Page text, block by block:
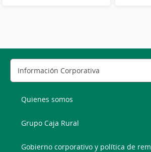
Quienes somos
Grupo Caja Rural
Gobierno corporativo y política de